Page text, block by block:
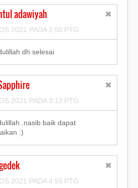
adawiyah
2021 PADA 2:50 PTG
dh selesai
2021 PADA 3:12 PTG
baik dapat
:)
2021 PADA 4:55 PTG